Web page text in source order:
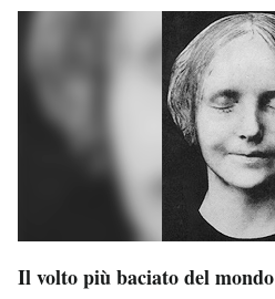
Il volto più baciato del mondo